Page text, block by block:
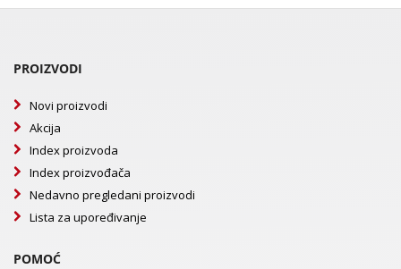
PROIZVODI
Novi proizvodi
Akcija
Index proizvoda
Index proizvođača
Nedavno pregledani proizvodi
Lista za upoređivanje
POMOĆ